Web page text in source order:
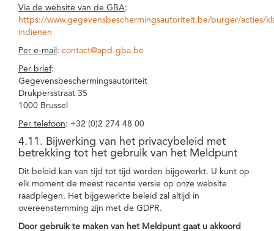
Via de website van de GBA:
https://www.gegevensbeschermingsautoriteit.be/burger/acties/
indienen
Per e-mail : contact@apd-gba.be
Per brief:
Gegevensbeschermingsautoriteit
Drukpersstraat 35
1000 Brussel
Per telefoon: +32 (0)2 274 48 00
4.11. Bijwerking van het privacybeleid met
betrekking tot het gebruik van het Meldpunt
Dit beleid kan van tijd tot tijd worden bijgewerkt. U kunt op
elk moment de meest recente versie op onze website
raadplegen. Het bijgewerkte beleid zal altijd in
overeenstemming zijn met de GDPR.
Door gebruik te maken van het Meldpunt gaat u akkoord